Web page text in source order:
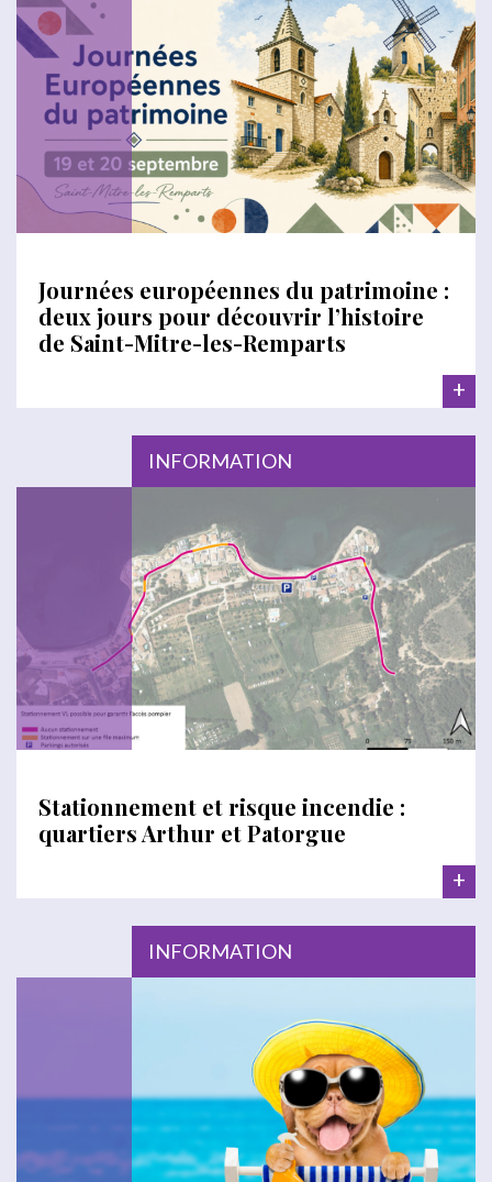
Journées européennes du patrimoine :
deux jours pour découvrir l’histoire
de Saint-Mitre-les-Remparts
+
INFORMATION
Stationnement et risque incendie :
quartiers Arthur et Patorgue
+
INFORMATION